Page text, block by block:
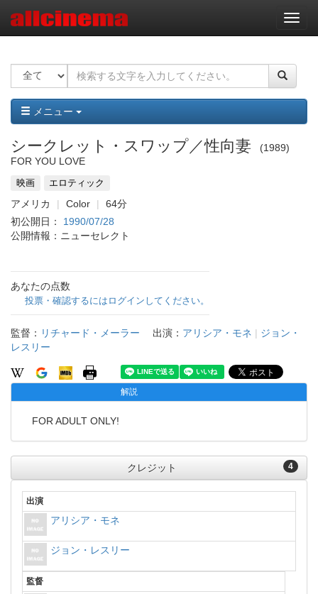
ナ
ビ
ー
ョ
ン
メニュー
シークレット・スワップ／性向妻
1989
FOR YOU LOVE
映画 エロティック
アメリカ Color
64分
初公開日： 1990/07/28
公開情報：ニューセレクト
あなたの点数
投票・確認するにはログインしてください。
監督： リチャード・メーラー 出演： アリシア・モネ | ジョン・
レスリー
解説
FOR ADULT ONLY!
4
クレジット
出演
アリシア・モネ
ジョン・レスリー
監督